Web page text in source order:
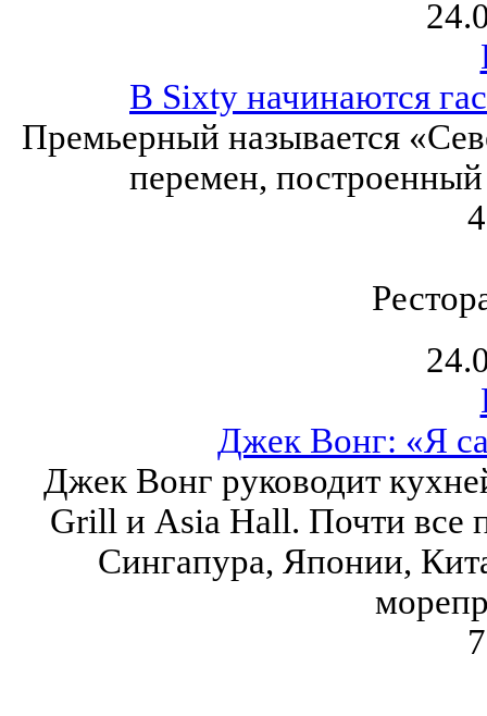
В Sixty начинаются
Премьерный называется
перемен,
Джек Вонг: «Я
Джек Вонг руководит
Grill и Asia Hall. Почти все
Сингапура, Японии,